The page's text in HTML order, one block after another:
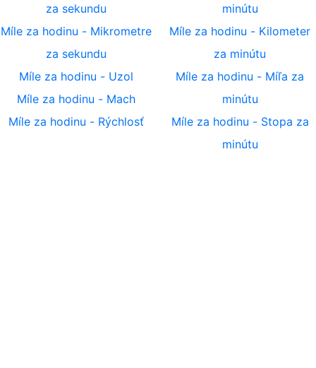
za sekundu
Míle za hodinu - Mikrometre
za sekundu
Míle za hodinu - Uzol
Míle za hodinu - Mach
Míle za hodinu - Rýchlosť
minútu
Míle za hodinu - Kilometer
za minútu
Míle za hodinu - Míľa za
minútu
Míle za hodinu - Stopa za
minútu